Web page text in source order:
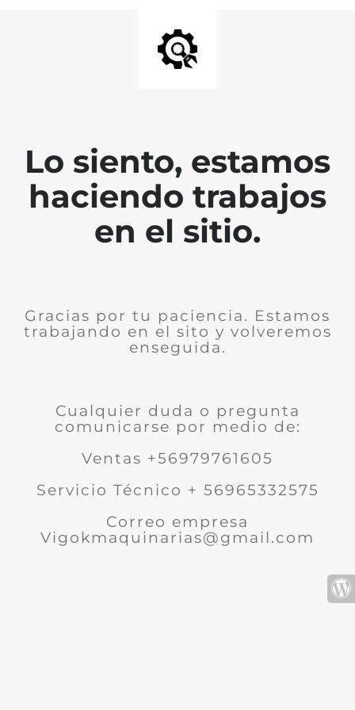
Lo siento, estamos
haciendo trabajos
en el sitio.
Gracias por tu paciencia. Estamos
trabajando en el sito y volveremos
enseguida.
Cualquier duda o pregunta
comunicarse por medio de:
Ventas +56979761605
Servicio Técnico + 56965332575
Correo empresa
Vigokmaquinarias@gmail.com